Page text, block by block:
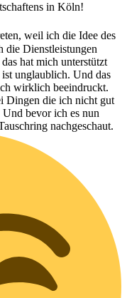
in Köln!
weil ich die Idee des
die Dienstleistungen
hat mich unterstützt
unglaublich. Und das
wirklich beeindruckt.
Dingen die ich nicht gut
bevor ich es nun
nachgeschaut.